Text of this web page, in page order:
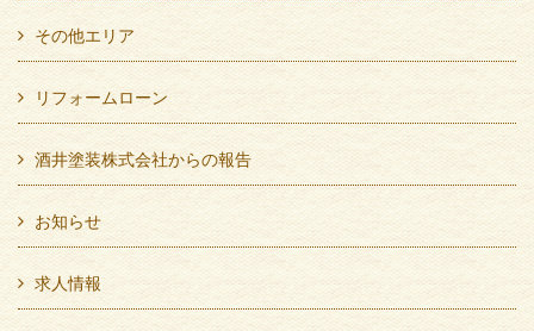
その他エリア
リフォームローン
酒井塗装株式会社からの報告
お知らせ
求人情報